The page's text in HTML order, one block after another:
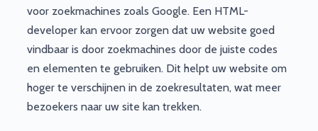
voor zoekmachines zoals Google. Een HTML-
developer kan ervoor zorgen dat uw website goed
vindbaar is door zoekmachines door de juiste codes
en elementen te gebruiken. Dit helpt uw website om
hoger te verschijnen in de zoekresultaten, wat meer
bezoekers naar uw site kan trekken.